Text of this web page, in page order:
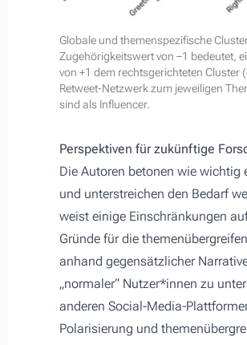
Globale und themenspezifische
Zugehörigkeitswert von −1 bedeutet,
von +1 dem rechtsgerichteten Cluster
Retweet-Netzwerk zum jeweiligen
sind als Influencer.
Perspektiven für zukünftige
Die Autoren betonen wie
und unterstreichen den Bedarf
weist einige Einschränkungen
Gründe für die
anhand gegensätzlicher
„normaler“ Nutzer*innen zu
anderen Social-Media-
Polarisierung und